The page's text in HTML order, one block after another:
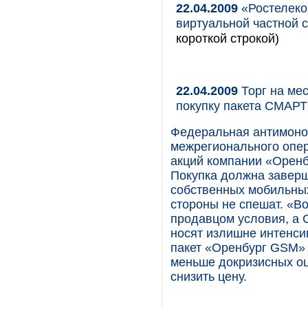
22.04.2009
виртуальной частной
короткой строкой)
22.04.2009 Торг на
покупку пакета
Федеральная
межрегионального
акций компании
Покупка должна
собственных
стороны не спешат.
продавцом условия, а
носят излишне
пакет «Оренбург
меньше докризисных
снизить цену.